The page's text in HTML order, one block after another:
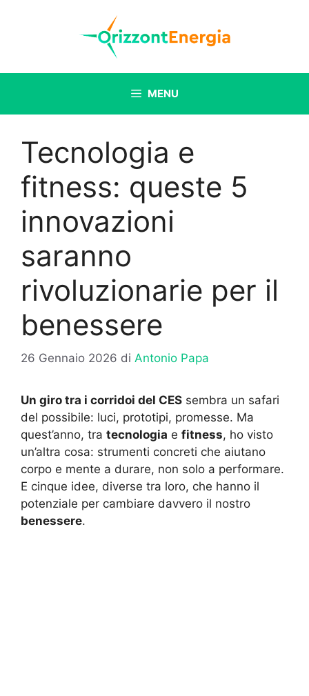
MENU
Tecnologia e
fitness: queste 5
innovazioni
saranno
rivoluzionarie per il
benessere
26 Gennaio 2026 di Antonio Papa
Un giro tra i corridoi del CES sembra un safari
del possibile: luci, prototipi, promesse. Ma
quest’anno, tra tecnologia e fitness, ho visto
un’altra cosa: strumenti concreti che aiutano
corpo e mente a durare, non solo a performare.
E cinque idee, diverse tra loro, che hanno il
potenziale per cambiare davvero il nostro
benessere.